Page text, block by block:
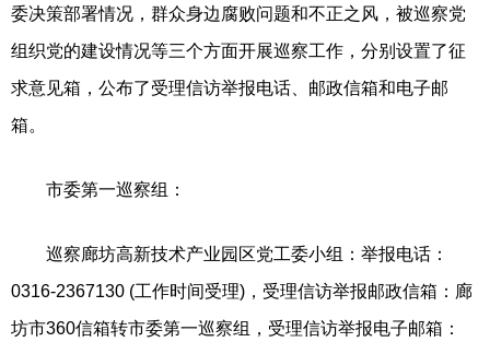
委决策部署情况，群众身边腐败问题和不正之风，被巡察党
组织党的建设情况等三个方面开展巡察工作，分别设置了征
求意见箱，公布了受理信访举报电话、邮政信箱和电子邮
箱。
市委第一巡察组：
巡察廊坊高新技术产业园区党工委小组：举报电话：
0316-2367130 (工作时间受理)，受理信访举报邮政信箱：廊
坊市360信箱转市委第一巡察组，受理信访举报电子邮箱：